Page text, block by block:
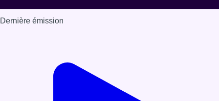
Dernière émission